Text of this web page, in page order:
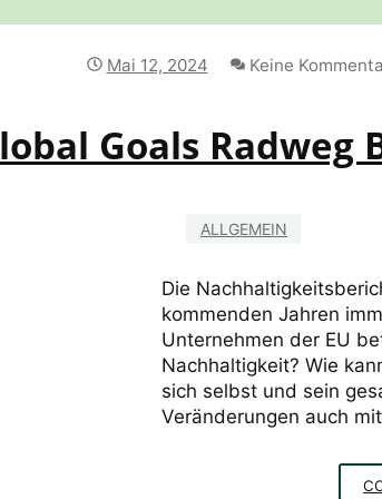
Mai 12, 2024 Keine
Goals Radweg
ALLGEMEIN
Die
kommenden Jahren
Unternehmen der EU
Nachhaltigkeit? Wie
sich selbst und sein
Veränderungen auch